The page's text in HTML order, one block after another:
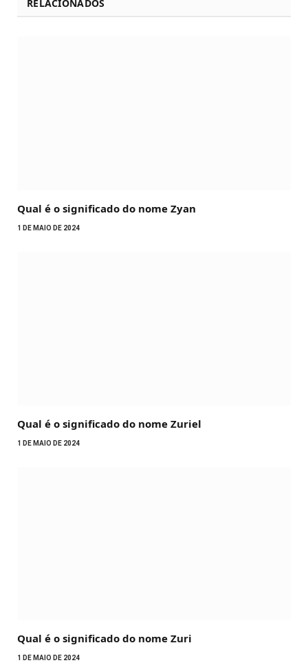
RELACIONADOS
Qual é o significado do nome Zyan
1 DE MAIO DE 2024
Qual é o significado do nome Zuriel
1 DE MAIO DE 2024
Qual é o significado do nome Zuri
1 DE MAIO DE 2024